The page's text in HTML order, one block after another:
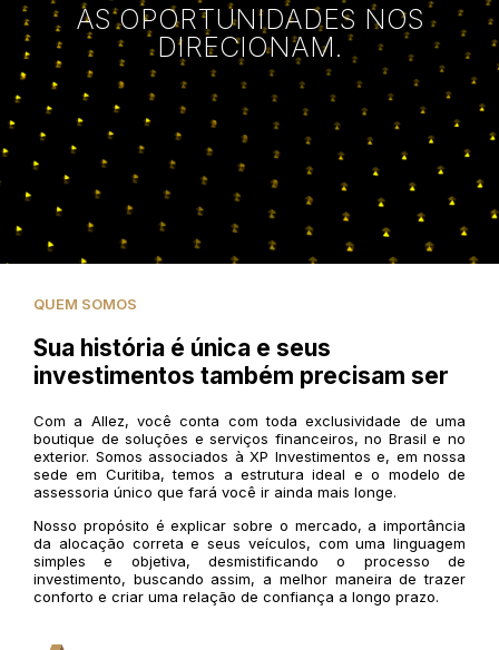
AS OPORTUNIDADES NOS
DIRECIONAM.
QUEM SOMOS
Sua história é única e seus
investimentos também precisam ser
Com a Allez, você conta com toda exclusividade de uma
boutique de soluções e serviços financeiros, no Brasil e no
exterior. Somos associados à XP Investimentos e, em nossa
sede em Curitiba, temos a estrutura ideal e o modelo de
assessoria único que fará você ir ainda mais longe.
Nosso propósito é explicar sobre o mercado, a importância
da alocação correta e seus veículos, com uma linguagem
simples e objetiva, desmistificando o processo de
investimento, buscando assim, a melhor maneira de trazer
conforto e criar uma relação de confiança a longo prazo.